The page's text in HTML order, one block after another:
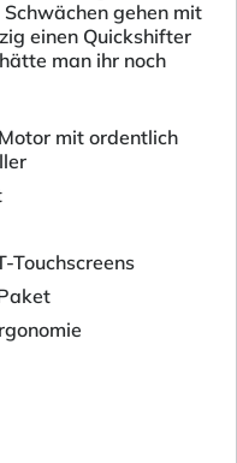
gehen mit
einen Quickshifter
man ihr noch
mit ordentlich
Touchscreens